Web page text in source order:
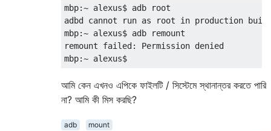
mbp:~ alexus$ adb root
adbd cannot run as root in production
mbp:~ alexus$ adb remount
remount failed: Permission denied
আমি কেন এখনও এপিকে ফাইলটি / সিস্টেমে স্থানান্তর করতে পারি
না? আমি কী মিস করছি?
adb
mount